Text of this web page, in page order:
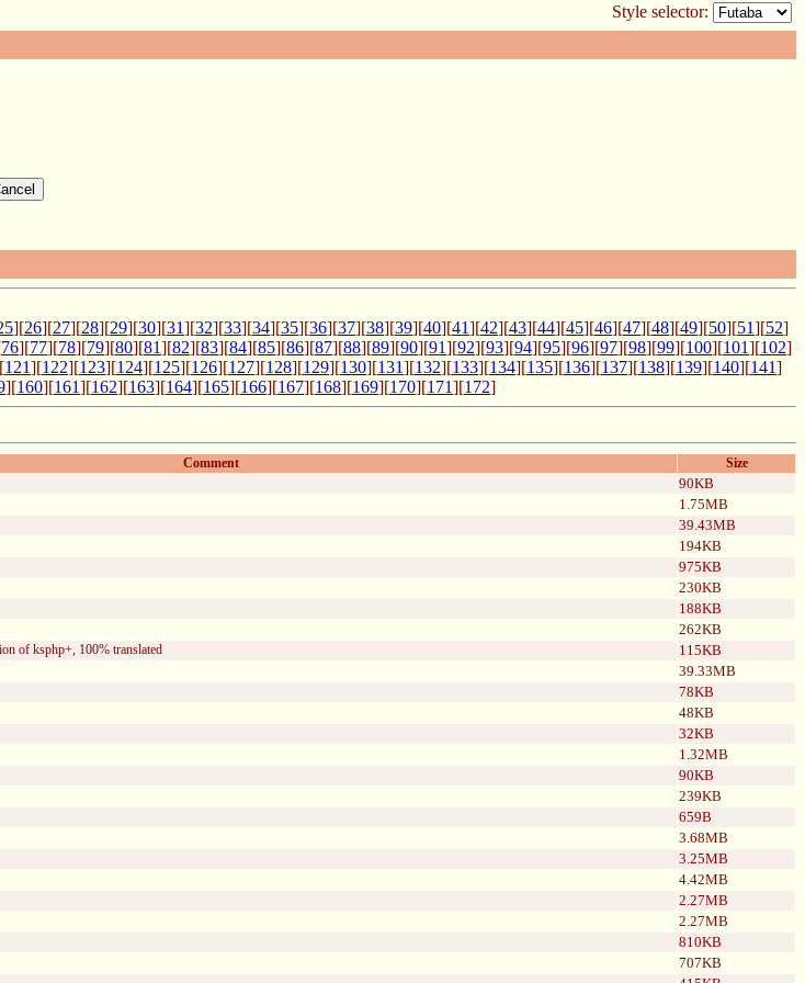
Style selector:
][26][27][28][29][30][31][32][33][34][35][36][37][38][39][40][41][42][43][44][45][46][47][48][49][50][51][52]
76][77][78][79][80][81][82][83][84][85][86][87][88][89][90][91][92][93][94][95][96][97][98][99][100][101][102]
121][122][123][124][125][126][127][128][129][130][131][132][133][134][135][136][137][138][139][140][141]
][160][161][162][163][164][165][166][167][168][169][170][171][172]
Comment
Size
90KB
1.75MB
39.43MB
194KB
975KB
230KB
188KB
262KB
of ksphp+, 100% translated 115KB
39.33MB
78KB
48KB
32KB
1.32MB
90KB
239KB
659B
3.68MB
3.25MB
4.42MB
2.27MB
2.27MB
810KB
707KB